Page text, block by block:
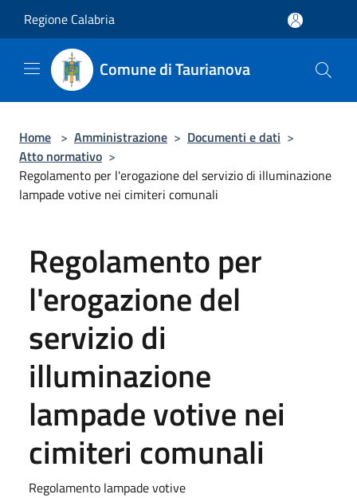
Regione Calabria
Comune di Taurianova
Home > Amministrazione > Documenti e dati >
Atto normativo >
Regolamento per l'erogazione del servizio di illuminazione
lampade votive nei cimiteri comunali
Regolamento per
l'erogazione del
servizio di
illuminazione
lampade votive nei
cimiteri comunali
Regolamento lampade votive